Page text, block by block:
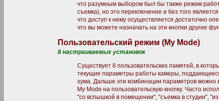
что разумным выбором был бы также режим
съемка), но это переключение и без того
что доступ к нему осуществляется достаточно
что вы можете назначать на эти кнопки другие
Пользовательский режим (My Mode)
8 настраиваемых установок
Существует 8 пользовательских памятей, в
текущие параметры работы камеры,
зума. Дальше эти комбинации параметров можно
My Mode на пользовательскую кнопку. Часто
"со вспышкой в помещении", "съемка в студии", "из